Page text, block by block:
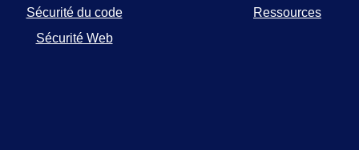
Sécurité du code
Sécurité Web
Ressources